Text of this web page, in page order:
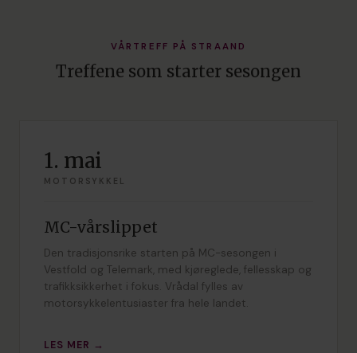
VÅRTREFF PÅ STRAAND
Treffene som starter sesongen
1. mai
MOTORSYKKEL
MC-vårslippet
Den tradisjonsrike starten på MC-sesongen i
Vestfold og Telemark, med kjøreglede, fellesskap og
trafikksikkerhet i fokus. Vrådal fylles av
motorsykkelentusiaster fra hele landet.
LES MER →